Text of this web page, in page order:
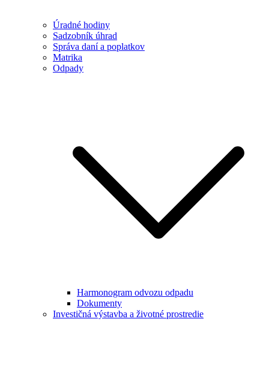
Úradné hodiny
Sadzobník úhrad
Správa daní a poplatkov
Matrika
Odpady
Harmonogram odvozu odpadu
Dokumenty
Investičná výstavba a životné prostredie